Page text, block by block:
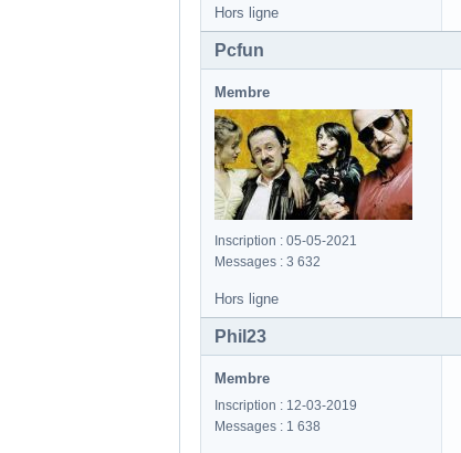
Hors ligne
Pcfun
Membre
Inscription : 05-05-2021
Messages : 3 632
Hors ligne
Phil23
Membre
Inscription : 12-03-2019
Messages : 1 638